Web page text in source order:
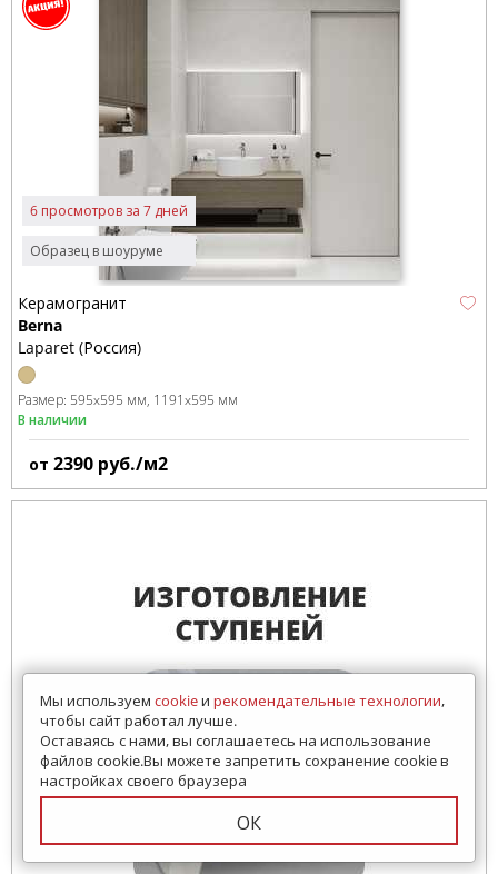
Образец в шоуруме
6 просмотров за 7 дней
Керамогранит
Berna
Laparet (Россия)
Размер: 595x595 мм 1191x595 мм
В наличии
от 2390 руб./м2
Мы используем cookieи рекомендательные технологии,
чтобы сайт работал лучше.
Оставаясь с нами, вы соглашаетесь на использование
файлов cookie.Вы можете запретить сохранение cookie в
настройках своего браузера
ОК